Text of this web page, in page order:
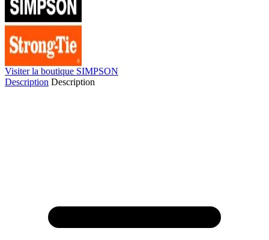
Visiter la boutique SIMPSON
Description Description